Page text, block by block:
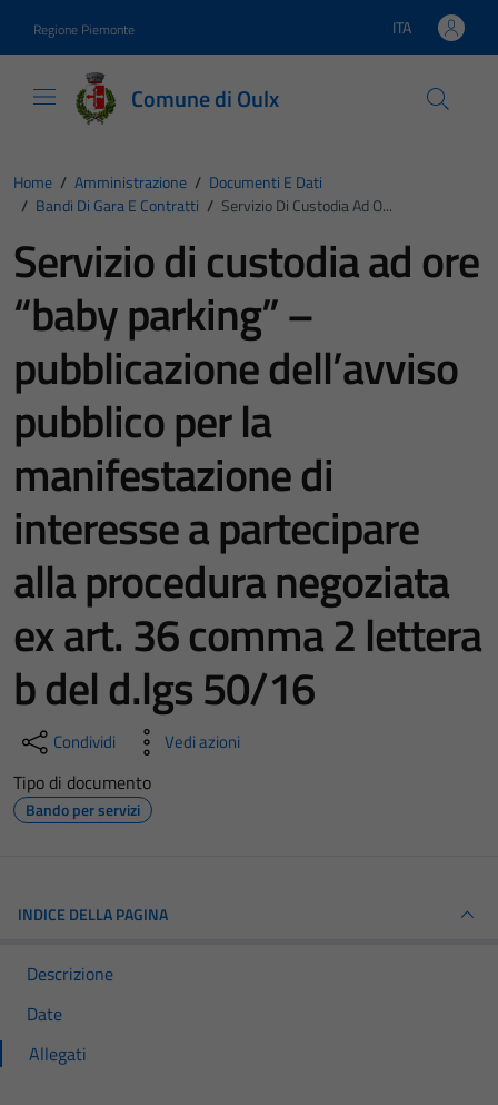
Regione Piemonte Lingua attiva:
ITA
Comune di Oulx
Home / Amministrazione / Documenti E Dati
/ Bandi Di Gara E Contratti / Servizio Di Custodia Ad O...
Servizio di custodia ad ore
“baby parking” –
pubblicazione dell’avviso
pubblico per la
manifestazione di
interesse a partecipare
alla procedura negoziata
ex art. 36 comma 2 lettera
b del d.lgs 50/16
Condividi Vedi azioni
Tipo di documento
Bando per servizi
INDICE DELLA PAGINA
Descrizione
Date
Allegati